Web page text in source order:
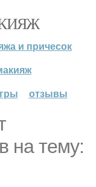
и причесок
отзывы
на тему: